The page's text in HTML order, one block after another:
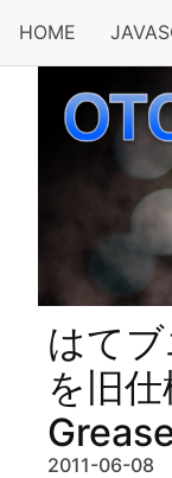
HOME
はて
を旧
2011-06-08